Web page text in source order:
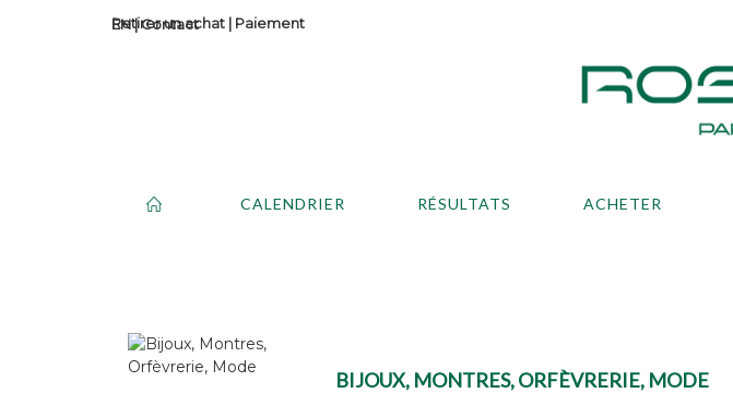
Contact
Retirer un achat | Paiement
CALENDRIER RÉSULTATS ACHETER
BIJOUX, MONTRES, ORFÈVRERIE, MODE